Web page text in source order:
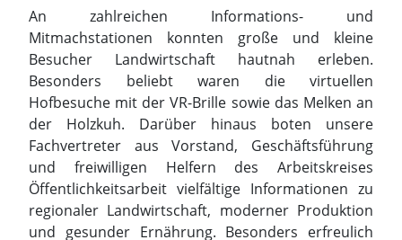
und freiwilligen Helfern des Arbeitskreises
Öffentlichkeitsarbeit vielfältige Informationen zu
regionaler Landwirtschaft, moderner Produktion
und gesunder Ernährung. Besonders erfreulich
war das große Interesse von Lehrkräften, Eltern
und Kindern, die die Gelegenheit zum
persönlichen Austausch intensiv nutzten.
Das Bühnenprogramm konnte sich sehen lassen:
Mit Trachten, Präsentationen und
abwechslungsreichen Aufführungen machten die